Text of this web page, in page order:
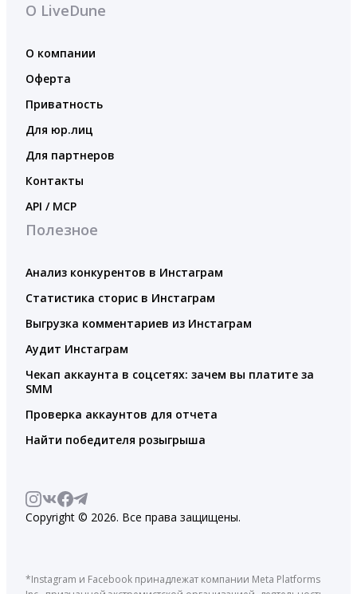
О LiveDune
О компании
Оферта
Приватность
Для юр.лиц
Для партнеров
Контакты
API / MCP
Полезное
Анализ конкурентов в Инстаграм
Статистика сторис в Инстаграм
Выгрузка комментариев из Инстаграм
Аудит Инстаграм
Чекап аккаунта в соцсетях: зачем вы платите за
SMM
Проверка аккаунтов для отчета
Найти победителя розыгрыша
Copyright © 2026. Все права защищены.
*Instagram и Facebook принадлежат компании Meta Platforms